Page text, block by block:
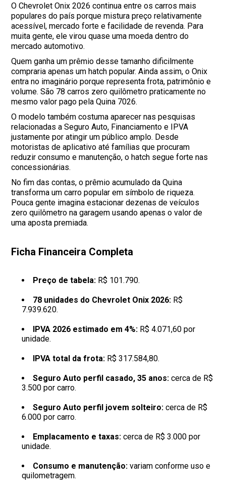
O Chevrolet Onix 2026 continua entre os carros mais
populares do país porque mistura preço relativamente
acessível, mercado forte e facilidade de revenda. Para
muita gente, ele virou quase uma moeda dentro do
mercado automotivo.
Quem ganha um prêmio desse tamanho dificilmente
compraria apenas um hatch popular. Ainda assim, o Onix
entra no imaginário porque representa frota, patrimônio e
volume. São 78 carros zero quilômetro praticamente no
mesmo valor pago pela Quina 7026.
O modelo também costuma aparecer nas pesquisas
relacionadas a Seguro Auto, Financiamento e IPVA
justamente por atingir um público amplo. Desde
motoristas de aplicativo até famílias que procuram
reduzir consumo e manutenção, o hatch segue forte nas
concessionárias.
No fim das contas, o prêmio acumulado da Quina
transforma um carro popular em símbolo de riqueza.
Pouca gente imagina estacionar dezenas de veículos
zero quilômetro na garagem usando apenas o valor de
uma aposta premiada.
Ficha Financeira Completa
Preço de tabela:R$ 101.790.
78 unidades do Chevrolet Onix 2026:R$
7.939.620.
IPVA 2026 estimado em 4%:R$ 4.071,60 por
unidade.
IPVA total da frota:R$ 317.584,80.
Seguro Auto perfil casado, 35 anos:cerca de R$
3.500 por carro.
Seguro Auto perfil jovem solteiro:cerca de R$
6.000 por carro.
Emplacamento e taxas:cerca de R$ 3.000 por
unidade.
Consumo e manutenção:variam conforme uso e
quilometragem.